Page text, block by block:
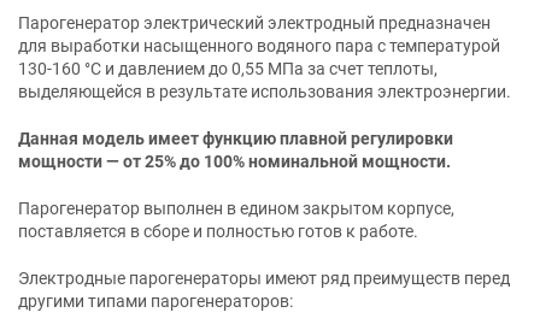
Парогенератор электрический электродный предназначен
для выработки насыщенного водяного пара с температурой
130-160 °С и давлением до 0,55 МПа за счет теплоты,
выделяющейся в результате использования электроэнергии.
Данная модель имеет функцию плавной регулировки
мощности — от 25% до 100% номинальной мощности.
Парогенератор выполнен в едином закрытом корпусе,
поставляется в сборе и полностью готов к работе.
Электродные парогенераторы имеют ряд преимуществ перед
другими типами парогенераторов: